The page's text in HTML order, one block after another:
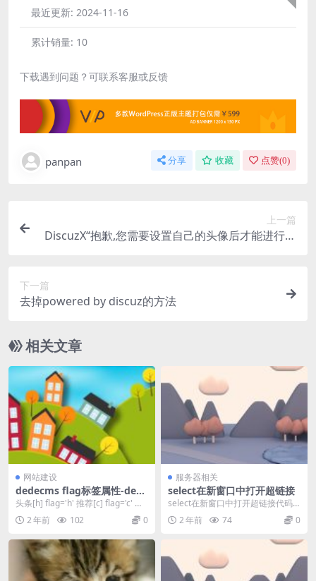
最近更新: 2024-11-16
累计销量: 10
下载遇到问题？可联系客服或反馈
panpan 分享 收藏 点赞(0)
上一篇
DiscuzX“抱歉,您需要设置自己的头像后才能进行本
下一篇
去掉powered by discuz的方法
相关文章
网站建设
dedecms flag标签属性-dede
flag属性
头条[h] flag='h' 推荐[c] flag='c' 幻
灯[f] flag...
2 年前 102 0
服务器相关
select在新窗口中打开超链接
select在新窗口中打开超链接代码 <
html> <head...
2 年前 74 0